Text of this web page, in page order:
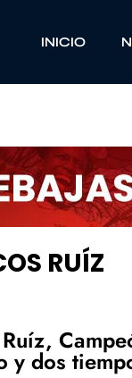
INICIO
RUÍZ
y dos